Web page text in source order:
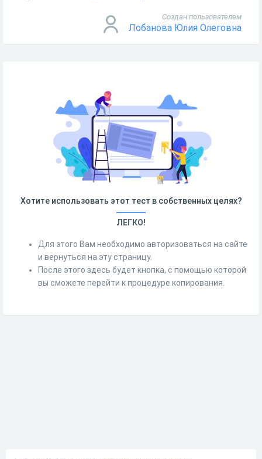
Создан пользователем
Лобанова Юлия Олеговна
Хотите использовать этот тест в собственных целях?
ЛЕГКО!
Для этого Вам необходимо авторизоваться на сайте
и вернуться на эту страницу.
После этого здесь будет кнопка, с помощью которой
вы сможете перейти к процедуре копирования.